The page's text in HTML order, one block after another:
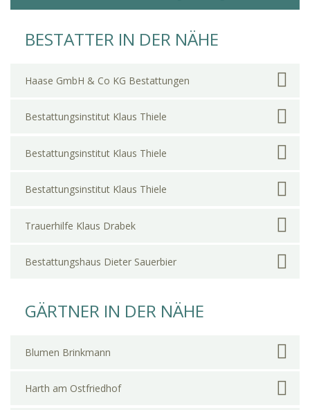
BESTATTER IN DER NÄHE
Haase GmbH & Co KG Bestattungen
Bestattungsinstitut Klaus Thiele
Bestattungsinstitut Klaus Thiele
Bestattungsinstitut Klaus Thiele
Trauerhilfe Klaus Drabek
Bestattungshaus Dieter Sauerbier
GÄRTNER IN DER NÄHE
Blumen Brinkmann
Harth am Ostfriedhof